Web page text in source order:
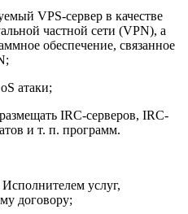
VPS-сервер в качестве
частной сети (VPN), а
обеспечение, связанное
атаки;
IRC-серверов, IRC-
и т. п. программ.
услуг,
договору;